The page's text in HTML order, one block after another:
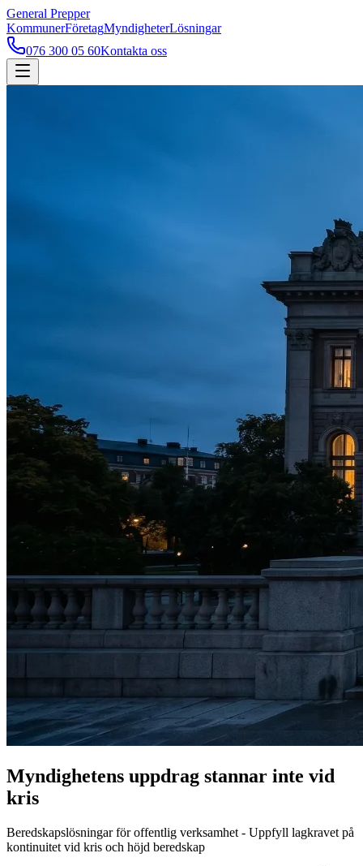
General Prepper
KommunerFöretagMyndigheterLösningar
076 300 05 60Kontakta oss
Myndighetens uppdrag stannar inte vid
kris
Beredskapslösningar för offentlig verksamhet - Uppfyll lagkravet på
kontinuitet vid kris och höjd beredskap